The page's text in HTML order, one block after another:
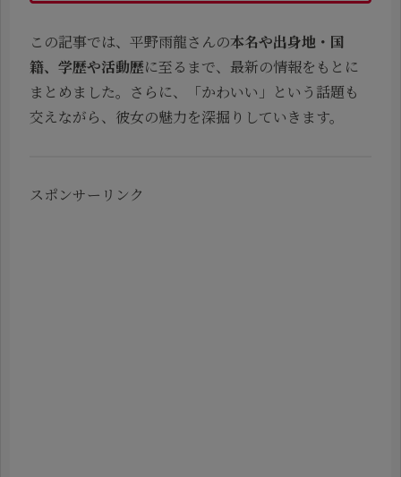
この記事では、平野雨龍さんの本名や出身地・国
籍、学歴や活動歴に至るまで、最新の情報をもとに
まとめました。さらに、「かわいい」という話題も
交えながら、彼女の魅力を深掘りしていきます。
スポンサーリンク